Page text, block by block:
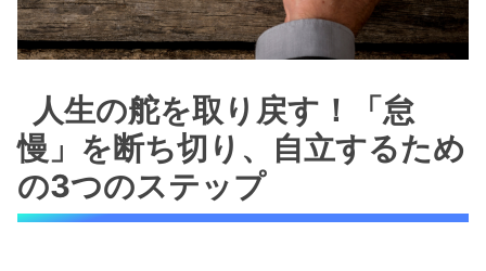
人生の舵を取り戻す！「怠
慢」を断ち切り、自立するため
の3つのステップ